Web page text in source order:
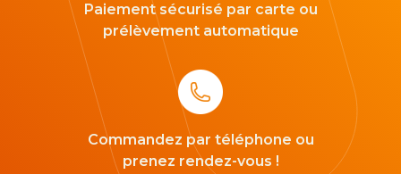
Paiement sécurisé par carte ou
prélèvement automatique
Commandez par téléphone ou
prenez rendez-vous !